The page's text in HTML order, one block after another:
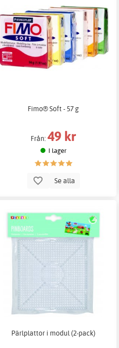
Fimo® Soft - 57 g
Från:49 kr
I lager
Se alla
Pärlplattor i modul (2-pack)